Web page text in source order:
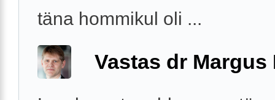
täna hommikul oli ...
Vastas dr Margus